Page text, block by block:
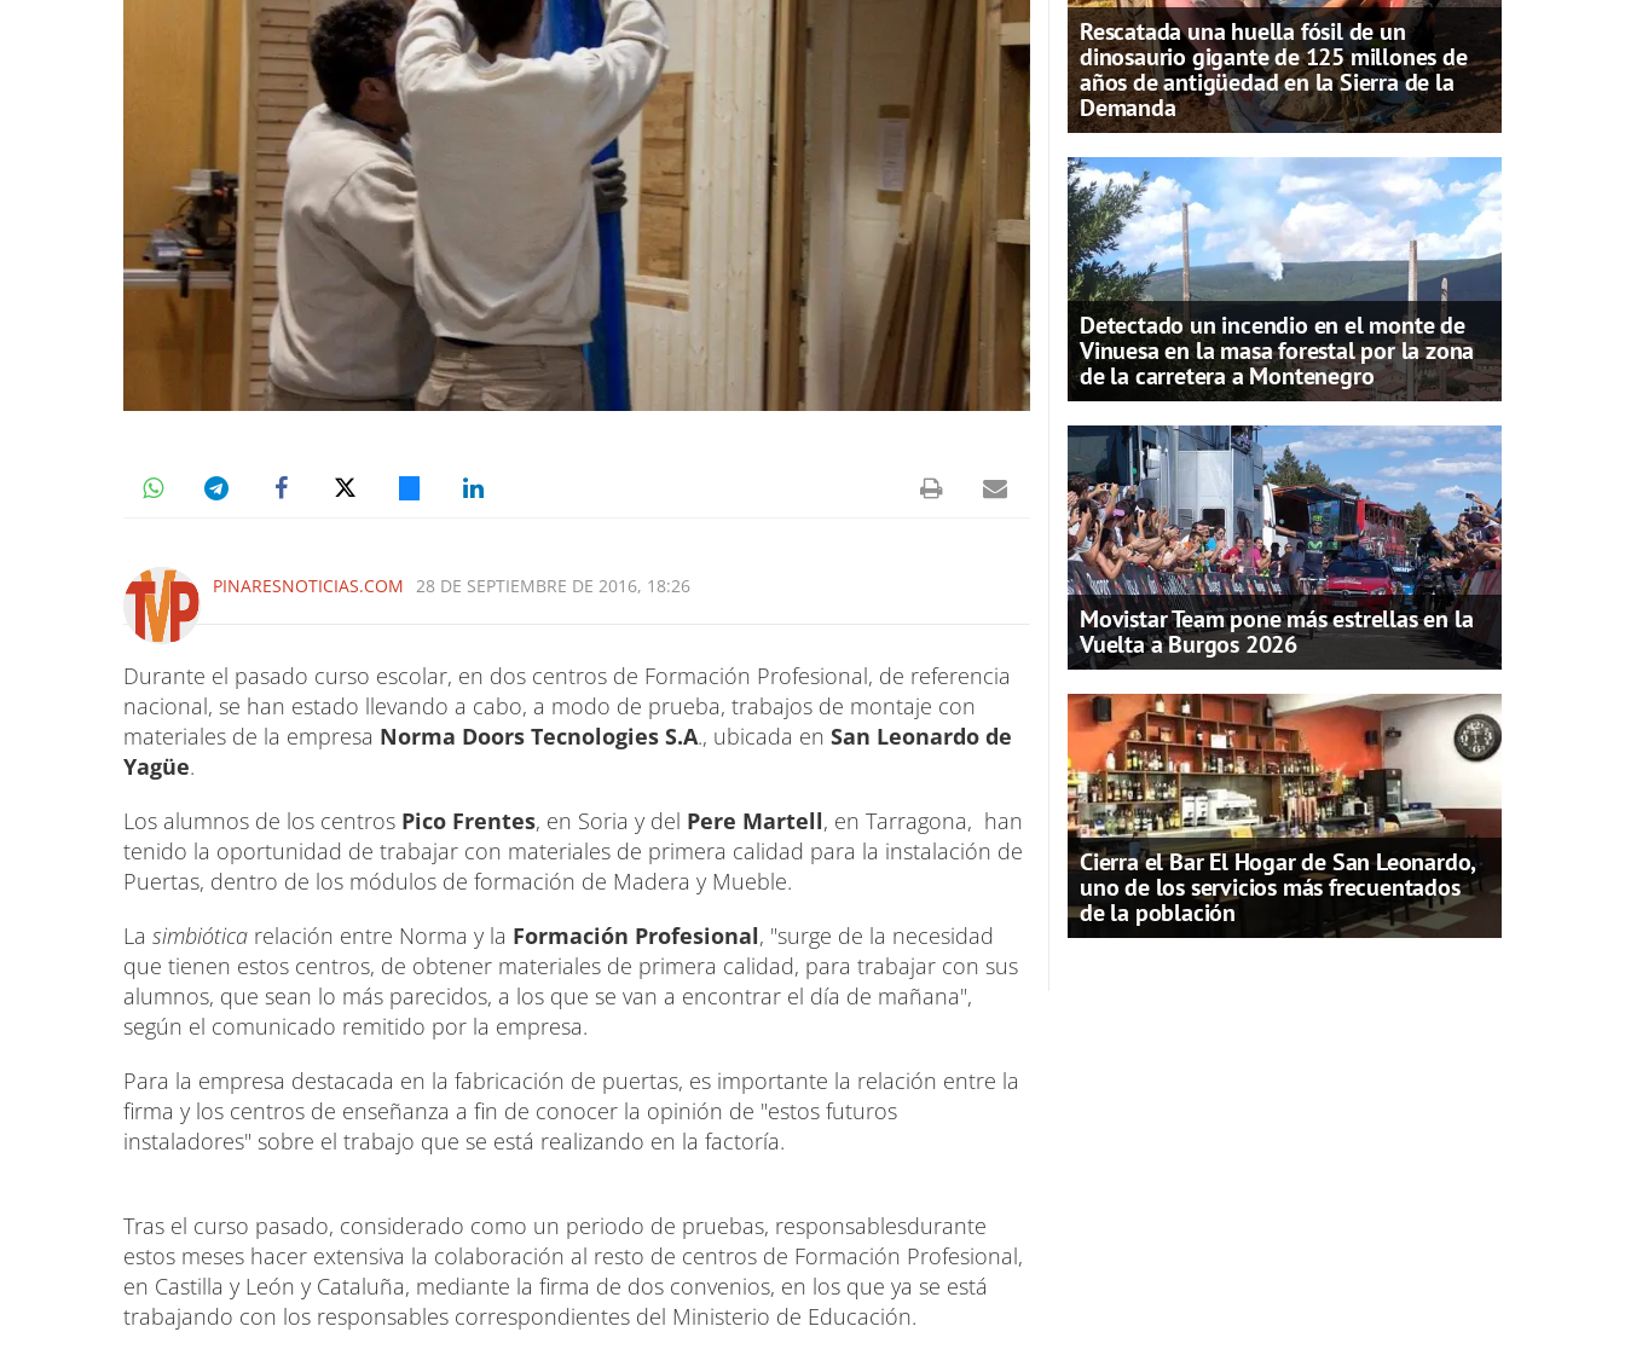
PINARESNOTICIAS.COM 28 DE SEPTIEMBRE DE 2016, 18:26
Durante el pasado curso escolar, en dos centros de Formación Profesional, de referencia
nacional, se han estado llevando a cabo, a modo de prueba, trabajos de montaje con
materiales de la empresa Norma Doors Tecnologies S.A., ubicada en San Leonardo de
Yagüe.
Los alumnos de los centros Pico Frentes, en Soria y del Pere Martell, en Tarragona, han
tenido la oportunidad de trabajar con materiales de primera calidad para la instalación de
Puertas, dentro de los módulos de formación de Madera y Mueble.
La simbiótica relación entre Norma y la Formación Profesional, "surge de la necesidad
que tienen estos centros, de obtener materiales de primera calidad, para trabajar con sus
alumnos, que sean lo más parecidos, a los que se van a encontrar el día de mañana",
según el comunicado remitido por la empresa.
Para la empresa destacada en la fabricación de puertas, es importante la relación entre la
firma y los centros de enseñanza a fin de conocer la opinión de "estos futuros
instaladores" sobre el trabajo que se está realizando en la factoría.
Tras el curso pasado, considerado como un periodo de pruebas, responsablesdurante
estos meses hacer extensiva la colaboración al resto de centros de Formación Profesional,
en Castilla y León y Cataluña, mediante la firma de dos convenios, en los que ya se está
trabajando con los responsables correspondientes del Ministerio de Educación.
Rescatada una huella fósil de un
dinosaurio gigante de 125 millones de
años de antigüedad en la Sierra de la
Demanda
Detectado un incendio en el monte de
Vinuesa en la masa forestal por la zona
de la carretera a Montenegro
Movistar Team pone más estrellas en la
Vuelta a Burgos 2026
Cierra el Bar El Hogar de San Leonardo,
uno de los servicios más frecuentados
de la población